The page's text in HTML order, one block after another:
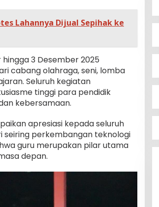
Lahannya Dijual Sepihak ke
hingga 3 Desember 2025
cabang olahraga, seni, lomba
Seluruh kegiatan
tinggi para pendidik
kebersamaan.
apresiasi kepada seluruh
seiring perkembangan teknologi
guru merupakan pilar utama
depan.
Bupati Ikbar Percepat Pendataan
Pekebun Sawit, Dorong Legalitas
STDB Dan Sertifikasi ISPO di
Konawe Utara
Di Berita Desa, Bisnis, Konawe Utara |
3 Agustus
2026